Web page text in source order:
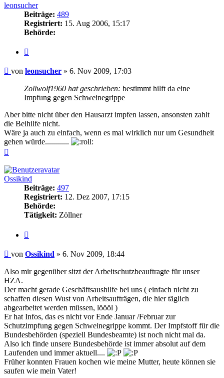
leonsucher
Beiträge: 489
Registriert: 15. Aug 2006, 15:17
Behörde:
Beitrag
von leonsucher » 6. Nov 2009, 17:03
Zollwolf1960 hat geschrieben: bestimmt hilft da eine
Impfung gegen Schweinegrippe
Aber bitte nicht über den Hausarzt impfen lassen, ansonsten zahlt
die Beihilfe nicht.
Wäre ja auch zu einfach, wenn es mal wirklich nur um Gesundheit
gehen würde............
Ossikind
Beiträge: 497
Registriert: 12. Dez 2007, 17:15
Behörde:
Tätigkeit: Zöllner
Beitrag
von Ossikind » 6. Nov 2009, 18:44
Also mir gegenüber sitzt der Arbeitschutzbeauftragte für unser
HZA.
Der macht gerade Geschäftsaushilfe bei uns ( einfach nicht zu
schaffen diesen Wust von Arbeitsaufträgen, die hier täglich
abgearbeitet werden müssen, löööl )
Er hat Infos, das es nicht vor Ende Januar /Februar zur
Schutzimpfung gegen Schweinegrippe kommt. Der Impfstoff für die
Bundesbehörden (speziell Bundesbeamte) ist noch nicht mal da.
Also ich finde unsere Bundesbehörde ist immer absolut auf dem
Laufenden und immer aktuell....
Früher konnten Frauen kochen wie meine Mutter, heute können sie
saufen wie mein Vater!